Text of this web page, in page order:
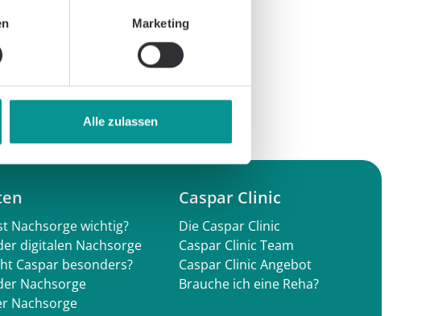
Marketing
Alle zulassen
Nachsorge wichtig?
digitalen Nachsorge
Caspar besonders?
Nachsorge
Nachsorge
Caspar Clinic
Die Caspar Clinic
Caspar Clinic Team
Caspar Clinic Angebot
Brauche ich eine Reha?